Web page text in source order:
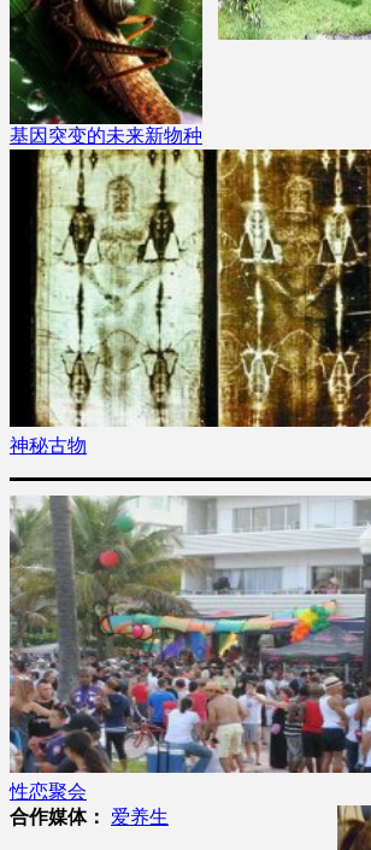
基因突变的未来新物种
神秘古物
性恋聚会
合作媒体： 爱养生